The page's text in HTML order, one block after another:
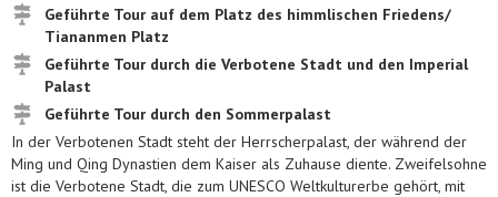
Geführte Tour auf dem Platz des himmlischen Friedens/
Tiananmen Platz
Geführte Tour durch die Verbotene Stadt und den Imperial
Palast
Geführte Tour durch den Sommerpalast
In der Verbotenen Stadt steht der Herrscherpalast, der während der
Ming und Qing Dynastien dem Kaiser als Zuhause diente. Zweifelsohne
ist die Verbotene Stadt, die zum UNESCO Weltkulturerbe gehört, mit